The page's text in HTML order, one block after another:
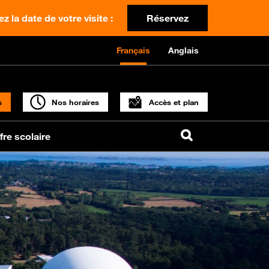
la date de votre visite : Réservez
Français Anglais
Nos horaires Accès et plan
scolaire